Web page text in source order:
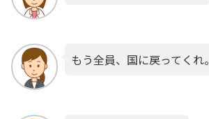
もう全員、国に戻ってくれ。